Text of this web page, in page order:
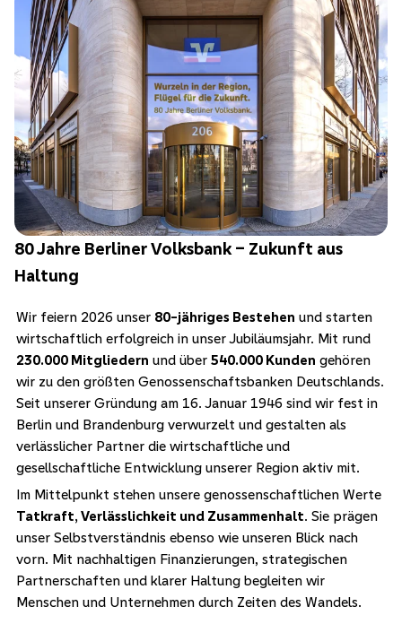
80 Jahre Berliner Volksbank – Zukunft aus
Haltung
Wir feiern 2026 unser 80-jähriges Bestehen und starten
wirtschaftlich erfolgreich in unser Jubiläumsjahr. Mit rund
230.000 Mitgliedern und über 540.000 Kunden gehören
wir zu den größten Genossenschaftsbanken Deutschlands.
Seit unserer Gründung am 16. Januar 1946 sind wir fest in
Berlin und Brandenburg verwurzelt und gestalten als
verlässlicher Partner die wirtschaftliche und
gesellschaftliche Entwicklung unserer Region aktiv mit.
Im Mittelpunkt stehen unsere genossenschaftlichen Werte
Tatkraft, Verlässlichkeit und Zusammenhalt. Sie prägen
unser Selbstverständnis ebenso wie unseren Blick nach
vorn. Mit nachhaltigen Finanzierungen, strategischen
Partnerschaften und klarer Haltung begleiten wir
Menschen und Unternehmen durch Zeiten des Wandels.